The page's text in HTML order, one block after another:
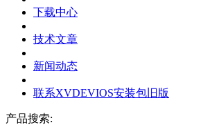
下载中心
技术文章
新闻动态
联系XVDEVIOS安装包旧版
产品搜索: